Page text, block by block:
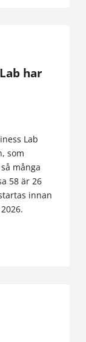
har
Lab
som
många
58 är 26
innan